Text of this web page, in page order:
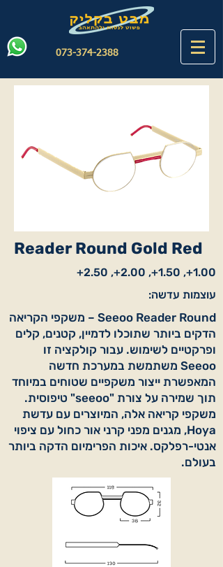
073-374-2388
Reader Round Gold Red
1.00+, 1.50+, 2.00+, 2.50+
עוצמות עדשה:
Seeoo Reader Round – משקפי הקריאה
הדקים ביותר שתוכלו לדמיין, קטנים, קלים
ופרקטיים לשימוש. עבור קולקציה זו
Seeoo משתמשת במערכת חדשה
המאפשרת ייצור משקפיים שטוחים במיוחד
תוך שמירה על צורת "seeoo" טיפוסית.
משקפי קריאה אלה, המיוצרים עם עדשת
Hoya, מגנים מפני קרני אור כחול עם ציפוי
אנטי-רפלקס. איכות הפרימיום הדקה ביותר
בעולם.